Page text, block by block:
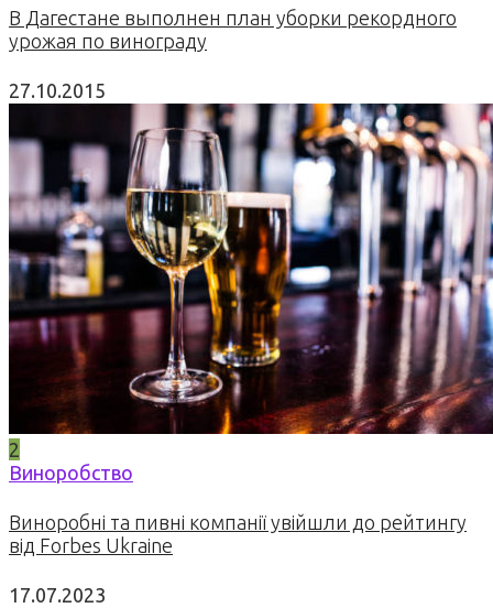
В Дагестане выполнен план уборки рекордного
урожая по винограду
27.10.2015
2
Виноробство
Виноробні та пивні компанії увійшли до рейтингу
від Forbes Ukraine
17.07.2023